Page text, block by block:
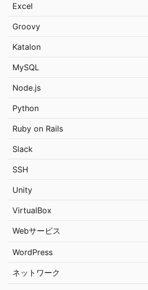
Excel
Groovy
Katalon
MySQL
Node.js
Python
Ruby on Rails
Slack
SSH
Unity
VirtualBox
Webサービス
WordPress
ネットワーク